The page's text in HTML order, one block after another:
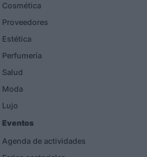
Cosmética
Proveedores
Estética
Perfumería
Salud
Moda
Lujo
Eventos
Agenda de actividades